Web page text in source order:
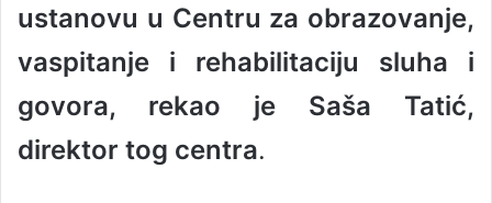
ustanovu u Centru za obrazovanje,
vaspitanje i rehabilitaciju sluha i
govora, rekao je Saša Tatić,
direktor tog centra.